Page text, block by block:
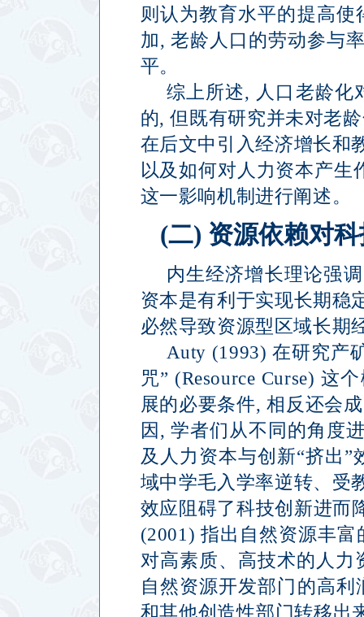
则认为教育水平的提高
加,老龄人口的劳动参与
平。
综上所述, 人口老龄化
的,但既有研究并未对老
在后文中引入经济增长和
以及如何对人力资本产生
这一影响机制进行阐述。
(二) 资源依赖对
内生经济增长理论强
资本是有利于实现长期稳
必然导致资源型区域长期
Auty (1993)在研究产
咒” (Resource Curse) 这
展的必要条件,相反还会
因,学者们从不同的角度
及人力资本与创新“挤出”
域中学毛入学率逆转、受
效应阻碍了科技创新进而
(2001)指出自然资源丰
对高素质、高技术的人力
自然资源开发部门的高
和其他创造性部门转移出